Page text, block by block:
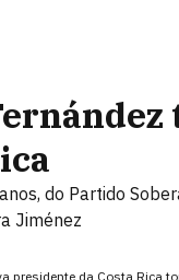
do Partido
Jiménez
presidente da Costa Rica